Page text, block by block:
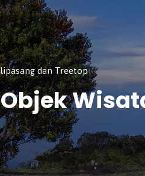
dan Treetop